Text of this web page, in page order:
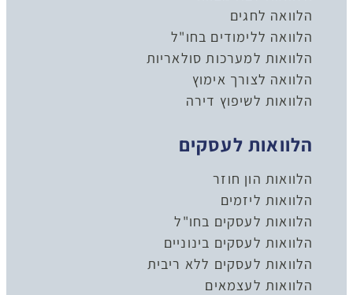
הלוואה לחגים
הלוואה ללימודים בחו"ל
הלוואות למערכות סולאריות
הלוואה לצורך אימוץ
הלוואות לשיפוץ דירה
הלוואות לעסקים
הלוואות הון חוזר
הלוואות ליזמים
הלוואות לעסקים בחו"ל
הלוואות לעסקים בינוניים
הלוואות לעסקים ללא ריבית
הלוואות לעצמאים